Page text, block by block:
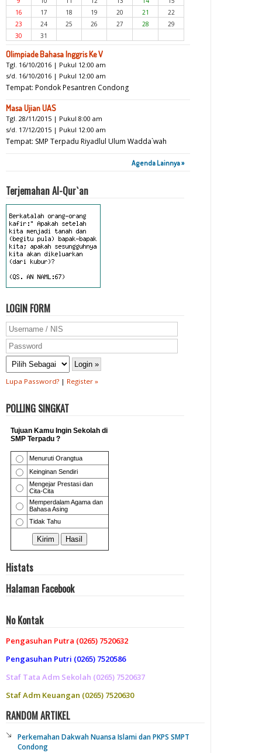
16
17 18 19 20 21
22
23
24 25 26 27 28
29
30
31
Olimpiade Bahasa Inggris Ke V
Tgl. 16/10/2016 | Pukul 12:00 am
s/d. 16/10/2016 | Pukul 12:00 am
Tempat: Pondok Pesantren Condong
Masa Ujian UAS
Tgl. 28/11/2015 | Pukul 8:00 am
s/d. 17/12/2015 | Pukul 12:00 am
Tempat: SMP Terpadu Riyadlul Ulum Wadda`wah
Agenda Lainnya »
Terjemahan Al-Qur`an
LOGIN FORM
Lupa Password? | Register »
POLLING SINGKAT
Histats
Halaman Facebook
No Kontak
Pengasuhan Putra (0265) 7520632
Pengasuhan Putri (0265) 7520586
Staf Tata Adm Sekolah (0265) 7520637
Staf Adm Keuangan (0265) 7520630
RANDOM ARTIKEL
Perkemahan Dakwah Nuansa Islami dan PKPS SMPT
Condong